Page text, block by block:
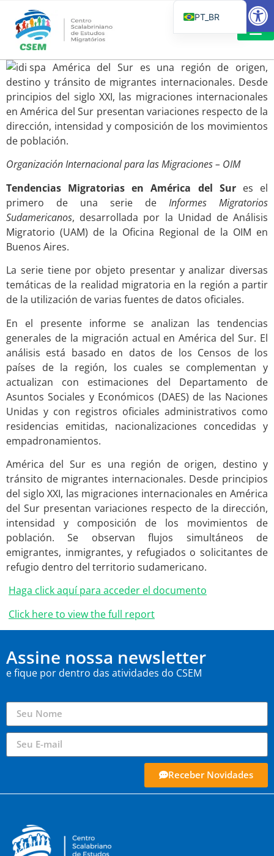
América del Sur es una región de origen,
destino y tránsito de migrantes internacionales. Desde
principios del siglo XXI, las migraciones internacionales
en América del Sur presentan variaciones respecto de la
dirección, intensidad y composición de los movimientos
de población.
Organización Internacional para las Migraciones – OIM
Tendencias Migratorias en América del Sures el
primero de una serie de Informes Migratorios
Sudamericanos, desarrollada por la Unidad de Análisis
Migratorio (UAM) de la Oficina Regional de la OIM en
Buenos Aires.
La serie tiene por objeto presentar y analizar diversas
temáticas de la realidad migratoria en la región a partir
de la utilización de varias fuentes de datos oficiales.
En el presente informe se analizan las tendencias
generales de la migración actual en América del Sur. El
análisis está basado en datos de los Censos de los
países de la región, los cuales se complementan y
actualizan con estimaciones del Departamento de
Asuntos Sociales y Económicos (DAES) de las Naciones
Unidas y con registros oficiales administrativos como
residencias emitidas, nacionalizaciones concedidas y
empadronamientos.
América del Sur es una región de origen, destino y
tránsito de migrantes internacionales. Desde principios
del siglo XXI, las migraciones internacionales en América
del Sur presentan variaciones respecto de la dirección,
intensidad y composición de los movimientos de
población. Se observan flujos simultáneos de
emigrantes, inmigrantes, y refugiados o solicitantes de
refugio dentro del territorio sudamericano.
Haga click aquí para acceder el documento
Click here to view the full report
Assine nossa newsletter
e fique por dentro das atividades do CSEM
Receber Novidades
PT_BR
IT
ES